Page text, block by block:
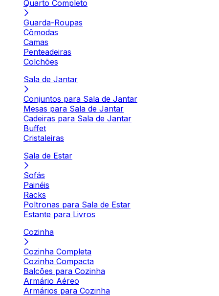
Quarto Completo
Guarda-Roupas
Cômodas
Camas
Penteadeiras
Colchões
Sala de Jantar
Conjuntos para Sala de Jantar
Mesas para Sala de Jantar
Cadeiras para Sala de Jantar
Buffet
Cristaleiras
Sala de Estar
Sofás
Painéis
Racks
Poltronas para Sala de Estar
Estante para Livros
Cozinha
Cozinha Completa
Cozinha Compacta
Balcões para Cozinha
Armário Aéreo
Armários para Cozinha